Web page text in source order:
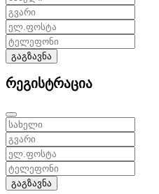
გაგზავნა
რეგისტრაცია
გაგზავნა